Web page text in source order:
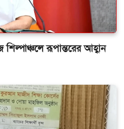
রূপান্তরের আহ্বান